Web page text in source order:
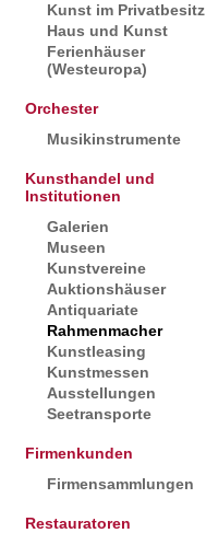
Kunst im Privatbesitz
Haus und Kunst
Ferienhäuser
(Westeuropa)
Orchester
Musikinstrumente
Kunsthandel und
Institutionen
Galerien
Museen
Kunstvereine
Auktionshäuser
Antiquariate
Rahmenmacher
Kunstleasing
Kunstmessen
Ausstellungen
Seetransporte
Firmenkunden
Firmensammlungen
Restauratoren